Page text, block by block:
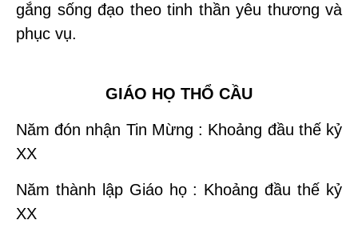
gắng sống đạo theo tinh thần yêu thương và
phục vụ.
GIÁO HỌ THỔ CẦU
Năm đón nhận Tin Mừng : Khoảng đầu thế kỷ
XX
Năm thành lập Giáo họ : Khoảng đầu thế kỷ
XX